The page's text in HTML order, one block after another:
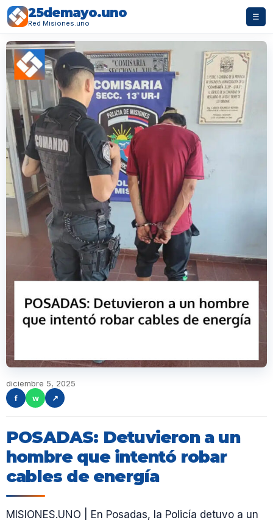
25demayo.uno
Red Misiones.uno
☰
diciembre 5, 2025
f
w ↗
POSADAS: Detuvieron a un
hombre que intentó robar
cables de energía
MISIONES.UNO | En Posadas, la Policía detuvo a un